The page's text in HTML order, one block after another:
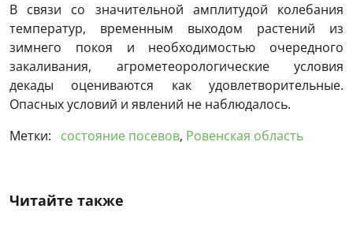
В связи со значительной амплитудой колебания
температур, временным выходом растений из
зимнего покоя и необходимостью очередного
закаливания, агрометеорологические условия
декады оцениваются как удовлетворительные.
Опасных условий и явлений не наблюдалось.
Метки:
состояние посевов, Ровенская область
Читайте также